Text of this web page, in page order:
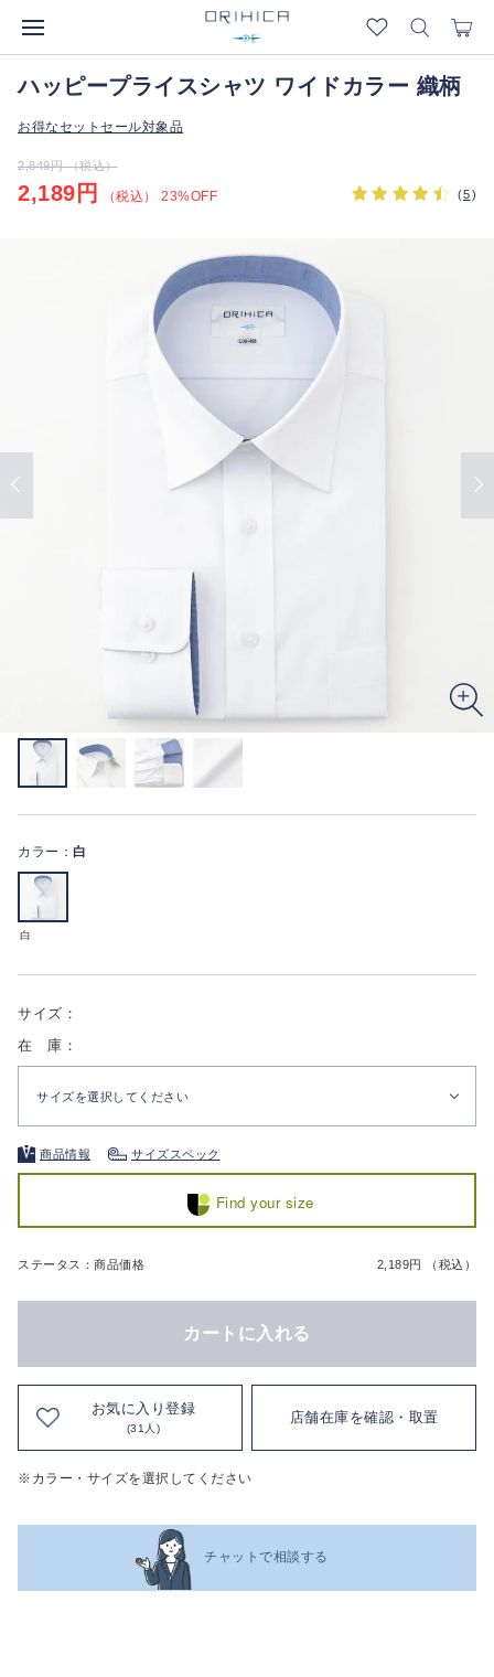
ハッピープライスシャツ ワイドカラー 織柄
お得なセットセール対象品
2,849円 （税込）
2,189円 （税込） 23%OFF (5)
カラー： 白
白
サイズ：
在 庫：
サイズを選択してください
商品情報 サイズスペック
Find your size
ステータス：商品価格 2,189円 （税込）
カートに入れる
お気に入り登録
(31人)
店舗在庫を確認・取置
※カラー・サイズを選択してください
チャットで相談する